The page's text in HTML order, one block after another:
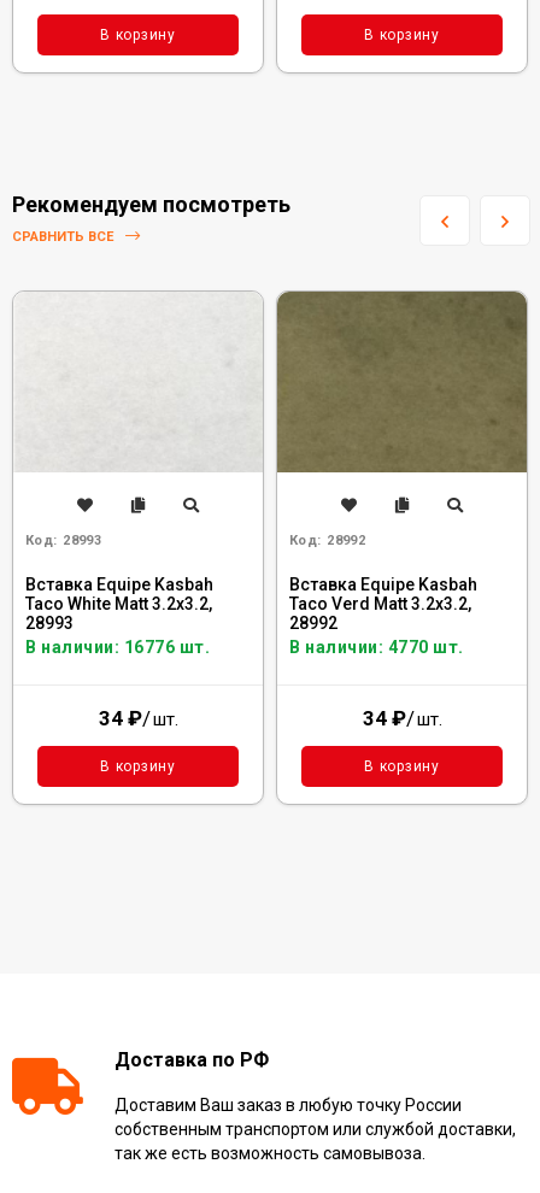
В корзину В корзину
Рекомендуем посмотреть
СРАВНИТЬ ВСЕ
Код: 28993
Вставка Equipe Kasbah
Taco White Matt 3.2x3.2,
28993
В наличии: 16776 шт.
34 ₽/шт.
В корзину
Код: 28992
Вставка Equipe Kasbah
Taco Verd Matt 3.2x3.2,
28992
В наличии: 4770 шт.
34 ₽/шт.
В корзину
Доставка по РФ
Доставим Ваш заказ в любую точку России
собственным транспортом или службой доставки,
так же есть возможность самовывоза.